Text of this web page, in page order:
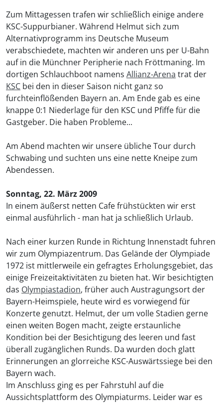
Zum Mittagessen trafen wir schließlich einige andere
KSC-Suppurbianer. Während Helmut sich zum
Alternativprogramm ins Deutsche Museum
verabschiedete, machten wir anderen uns per U-Bahn
auf in die Münchner Peripherie nach Fröttmaning. Im
dortigen Schlauchboot namens Allianz-Arena trat der
KSC bei den in dieser Saison nicht ganz so
furchteinflößenden Bayern an. Am Ende gab es eine
knappe 0:1 Niederlage für den KSC und Pfiffe für die
Gastgeber. Die haben Probleme...
Am Abend machten wir unsere übliche Tour durch
Schwabing und suchten uns eine nette Kneipe zum
Abendessen.
Sonntag, 22. März 2009
In einem äußerst netten Cafe frühstückten wir erst
einmal ausführlich - man hat ja schließlich Urlaub.
Nach einer kurzen Runde in Richtung Innenstadt fuhren
wir zum Olympiazentrum. Das Gelände der Olympiade
1972 ist mittlerweile ein gefragtes Erholungsgebiet, das
einige Freizeitaktivitäten zu bieten hat. Wir besichtigten
das Olympiastadion, früher auch Austragungsort der
Bayern-Heimspiele, heute wird es vorwiegend für
Konzerte genutzt. Helmut, der um volle Stadien gerne
einen weiten Bogen macht, zeigte erstaunliche
Kondition bei der Besichtigung des leeren und fast
überall zugänglichen Runds. Da wurden doch glatt
Erinnerungen an glorreiche KSC-Auswärtssiege bei den
Bayern wach.
Im Anschluss ging es per Fahrstuhl auf die
Aussichtsplattform des Olympiaturms. Leider war es